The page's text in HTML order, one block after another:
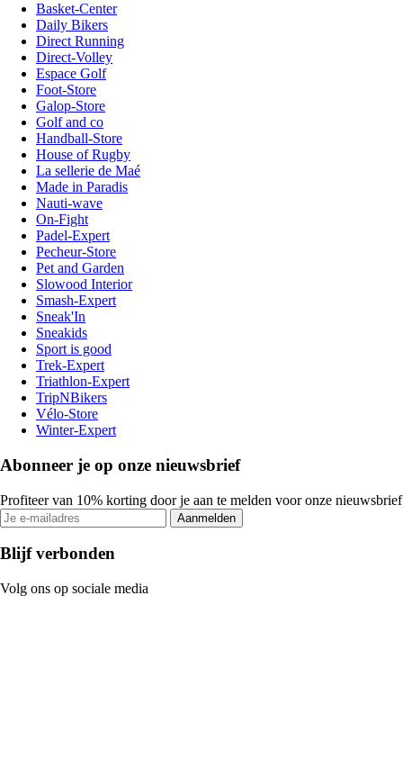
Basket-Center
Daily Bikers
Direct Running
Direct-Volley
Espace Golf
Foot-Store
Galop-Store
Golf and co
Handball-Store
House of Rugby
La sellerie de Maé
Made in Paradis
Nauti-wave
On-Fight
Padel-Expert
Pecheur-Store
Pet and Garden
Slowood Interior
Smash-Expert
Sneak'In
Sneakids
Sport is good
Trek-Expert
Triathlon-Expert
TripNBikers
Vélo-Store
Winter-Expert
Abonneer je op onze nieuwsbrief
Profiteer van 10% korting door je aan te melden voor onze nieuwsbrief
Aanmelden
Blijf verbonden
Volg ons op sociale media